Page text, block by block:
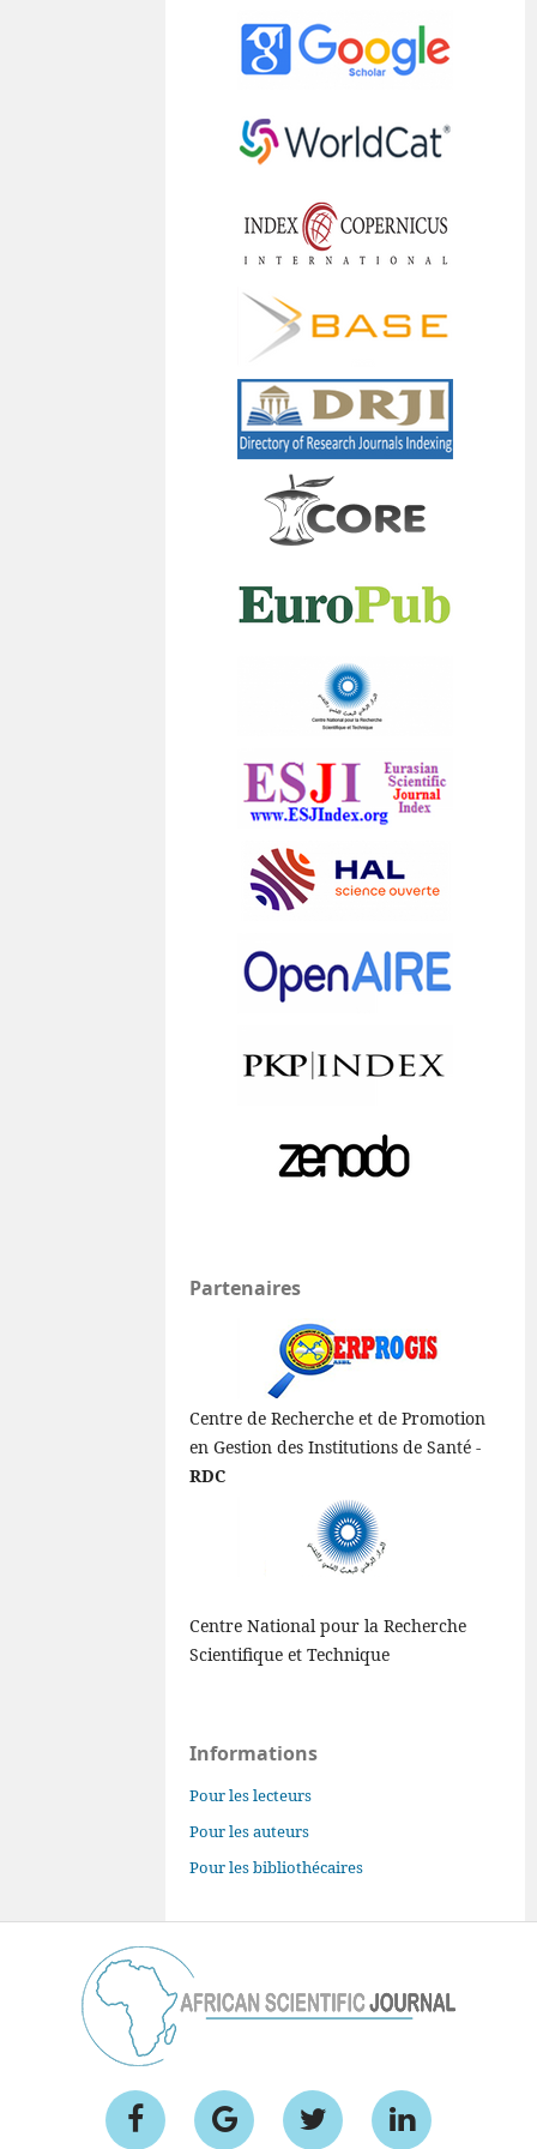
Partenaires
Centre de Recherche et de Promotion
en Gestion des Institutions de Santé -
RDC
Centre National pour la Recherche
Scientifique et Technique
Informations
Pour les lecteurs
Pour les auteurs
Pour les bibliothécaires